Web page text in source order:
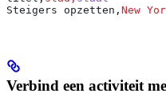
Steigers opzetten, New
Verbind een activiteit